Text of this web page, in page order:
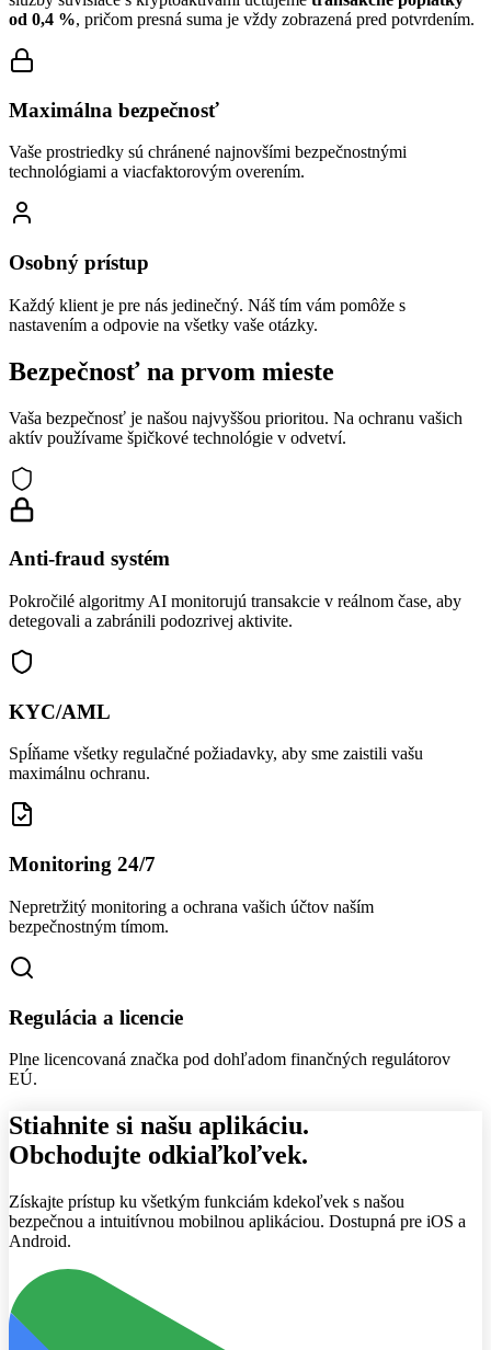
od 0,4 %, pričom presná suma je vždy zobrazená pred potvrdením.
Maximálna bezpečnosť
Vaše prostriedky sú chránené najnovšími bezpečnostnými
technológiami a viacfaktorovým overením.
Osobný prístup
Každý klient je pre nás jedinečný. Náš tím vám pomôže s
nastavením a odpovie na všetky vaše otázky.
Bezpečnosť na prvom mieste
Vaša bezpečnosť je našou najvyššou prioritou. Na ochranu vašich
aktív používame špičkové technológie v odvetví.
Anti-fraud systém
Pokročilé algoritmy AI monitorujú transakcie v reálnom čase, aby
detegovali a zabránili podozrivej aktivite.
KYC/AML
Spĺňame všetky regulačné požiadavky, aby sme zaistili vašu
maximálnu ochranu.
Monitoring 24/7
Nepretržitý monitoring a ochrana vašich účtov naším
bezpečnostným tímom.
Regulácia a licencie
Plne licencovaná značka pod dohľadom finančných regulátorov
EÚ.
Stiahnite si našu aplikáciu.
Obchodujte odkiaľkoľvek.
Získajte prístup ku všetkým funkciám kdekoľvek s našou
bezpečnou a intuitívnou mobilnou aplikáciou. Dostupná pre iOS a
Android.